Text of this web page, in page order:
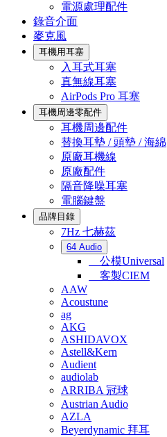
電源處理配件
錄音介面
麥克風
耳機用耳塞
入耳式耳塞
真無線耳塞
AirPods Pro 耳塞
耳機周邊零配件
耳機周邊配件
替換耳墊 / 頭墊 / 海綿
原廠耳機線
原廠配件
隔音降噪耳塞
電腦鍵盤
品牌目錄
7Hz 七赫茲
64 Audio
公模Universal
客製CIEM
AAW
Acoustune
ag
AKG
ASHIDAVOX
Astell&Kern
Audient
audiolab
ARRIBA 冠球
Austrian Audio
AZLA
Beyerdynamic 拜耳